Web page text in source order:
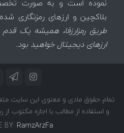
نموده است و به صورت
بلاکچین و ارزهای رمزنگاری
طریق رمزارزفا، همیشه یک قدم
ارزهای دیجیتال خواهید بود.
تمام حقوق مادی و معنوی این سایت
و استفاده از مطالب با اجازه مکتوب از
BY: RamzArzFa